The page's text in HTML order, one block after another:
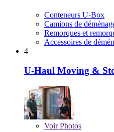
Conteneurs U-Box
Camions de
Remorques et
Accessoires de
4
U-Haul Moving &
VoirPhotos